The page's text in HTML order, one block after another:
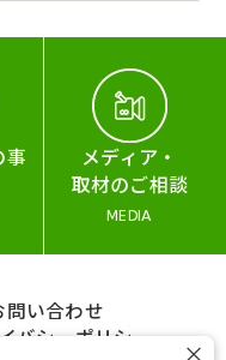
事
メディア・
取材のご相談
MEDIA
問い合わせ
バシーポリシー
×